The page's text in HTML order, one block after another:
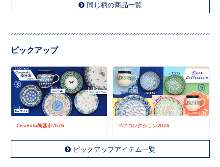
同じ柄の商品一覧
ピックアップ
Ceramika陶器市2026 ペアコレクション2026
ピックアップアイテム一覧